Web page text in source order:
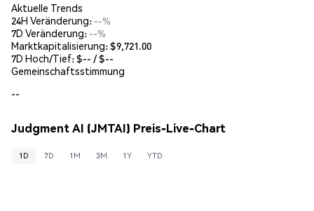
Aktuelle Trends
24H Veränderung: --%
7D Veränderung: --%
Marktkapitalisierung:$9,721.00
7D Hoch/Tief: $-- / $--
Gemeinschaftsstimmung
--
Judgment AI (JMTAI) Preis-Live-Chart
1D 7D 1M 3M 1Y YTD